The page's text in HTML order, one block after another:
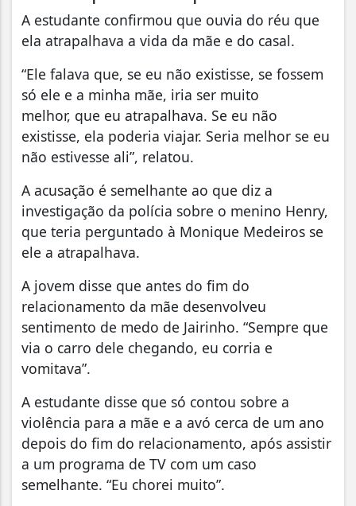
A estudante confirmou que ouvia do réu que
ela atrapalhava a vida da mãe e do casal.
“Ele falava que, se eu não existisse, se fossem
só ele e a minha mãe, iria ser muito
melhor, que eu atrapalhava. Se eu não
existisse, ela poderia viajar. Seria melhor se eu
não estivesse ali”, relatou.
A acusação é semelhante ao que diz a
investigação da polícia sobre o menino Henry,
que teria perguntado à Monique Medeiros se
ele a atrapalhava.
A jovem disse que antes do fim do
relacionamento da mãe desenvolveu
sentimento de medo de Jairinho. “Sempre que
via o carro dele chegando, eu corria e
vomitava”.
A estudante disse que só contou sobre a
violência para a mãe e a avó cerca de um ano
depois do fim do relacionamento, após assistir
a um programa de TV com um caso
semelhante. “Eu chorei muito”.